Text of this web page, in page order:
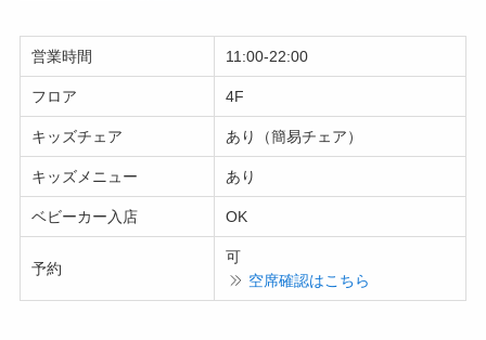
営業時間 11:00-22:00
フロア 4F
キッズチェア あり（簡易チェア）
キッズメニュー あり
ベビーカー入店 OK
予約
可
空席確認はこちら